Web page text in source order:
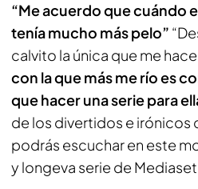
“Me acuerdo que cuándo
tenía mucho más pelo”
calvito la única que me
con la que más me río es
que hacer una serie para
de los divertidos e irónicos
podrás escuchar en este
y longeva serie de